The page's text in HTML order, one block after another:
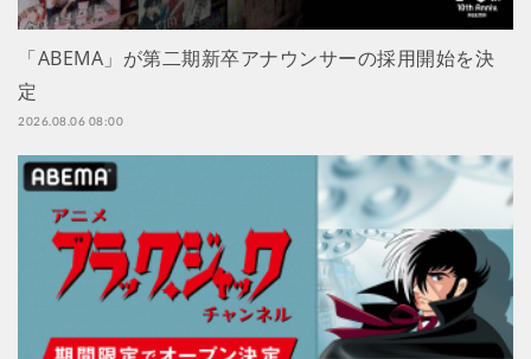
「ABEMA」が第二期新卒アナウンサーの採用開始を決
定
2026.08.06 08:00